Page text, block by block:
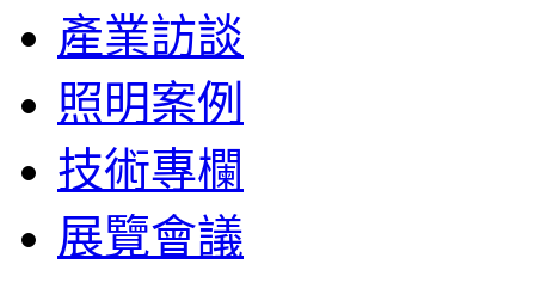
產業訪談
照明案例
技術專欄
展覽會議